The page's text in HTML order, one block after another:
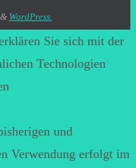
& WordPress.
Sie sich mit der
Technologien
und
Verwendung erfolgt im